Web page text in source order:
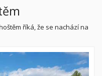
říká, že se nachází na